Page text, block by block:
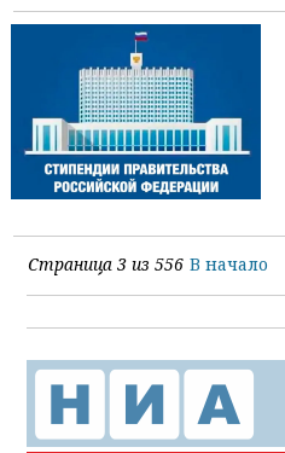
Страница 3 из 556 В начало